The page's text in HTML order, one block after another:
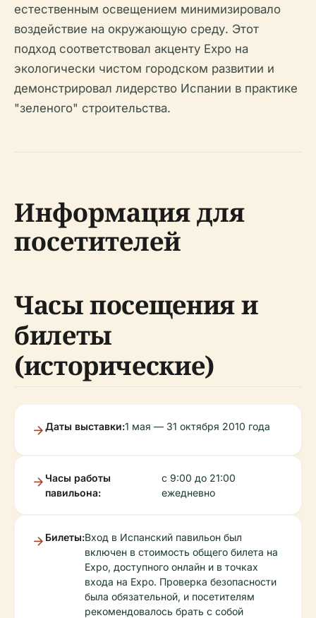
естественным освещением минимизировало
воздействие на окружающую среду. Этот
подход соответствовал акценту Expo на
экологически чистом городском развитии и
демонстрировал лидерство Испании в практике
"зеленого" строительства.
Информация для
посетителей
Часы посещения и
билеты
(исторические)
Даты выставки:1 мая — 31 октября 2010 года
Часы работы
павильона:
с 9:00 до 21:00
ежедневно
Билеты:Вход в Испанский павильон был
включен в стоимость общего билета на
Expo, доступного онлайн и в точках
входа на Expo. Проверка безопасности
была обязательной, и посетителям
рекомендовалось брать с собой